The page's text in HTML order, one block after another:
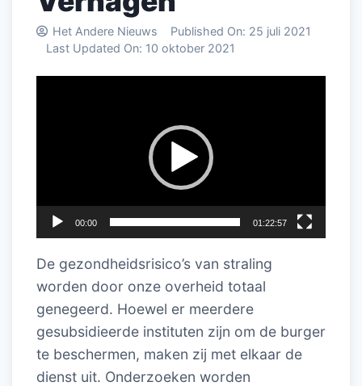
Het Andere Nieuws Published On: 25 juli 2021
Last Updated On: 10 oktober 2021
00:00 01:22:57
De gezondheidsrisico’s van straling
worden door onze overheid totaal
genegeerd. Hoewel er meerdere
gesubsidieerde instituten zijn om de burger
te beschermen, maken zij met elkaar de
dienst uit. Onderzoeken worden